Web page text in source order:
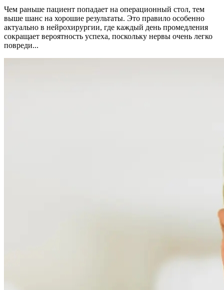
Чем раньше пациент попадает на операционный стол, тем
выше шанс на хорошие результаты. Это правило особенно
актуально в нейрохирургии, где каждый день промедления
сокращает вероятность успеха, поскольку нервы очень легко
повреди...